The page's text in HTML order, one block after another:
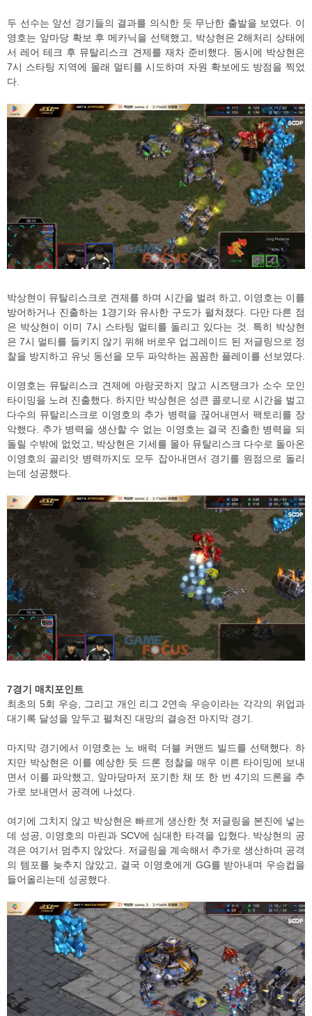
두 선수는 앞선 경기들의 결과를 의식한 듯 무난한 출발을 보였다. 이
영호는 앞마당 확보 후 메카닉을 선택했고, 박상현은 2해처리 상태에
서 레어 테크 후 뮤탈리스크 견제를 재차 준비했다. 동시에 박상현은
7시 스타팅 지역에 몰래 멀티를 시도하며 자원 확보에도 방점을 찍었
다.
박상현이 뮤탈리스크로 견제를 하며 시간을 벌려 하고, 이영호는 이를
방어하거나 진출하는 1경기와 유사한 구도가 펼쳐졌다. 다만 다른 점
은 박상현이 이미 7시 스타팅 멀티를 돌리고 있다는 것. 특히 박상현
은 7시 멀티를 들키지 않기 위해 버로우 업그레이드 된 저글링으로 정
찰을 방지하고 유닛 동선을 모두 파악하는 꼼꼼한 플레이를 선보였다.
이영호는 뮤탈리스크 견제에 아랑곳하지 않고 시즈탱크가 소수 모인
타이밍을 노려 진출했다. 하지만 박상현은 성큰 콜로니로 시간을 벌고
다수의 뮤탈리스크로 이영호의 추가 병력을 끊어내면서 팩토리를 장
악했다. 추가 병력을 생산할 수 없는 이영호는 결국 진출한 병력을 되
돌릴 수밖에 없었고, 박상현은 기세를 몰아 뮤탈리스크 다수로 돌아온
이영호의 골리앗 병력까지도 모두 잡아내면서 경기를 원점으로 돌리
는데 성공했다.
7경기 매치포인트
최초의 5회 우승, 그리고 개인 리그 2연속 우승이라는 각각의 위업과
대기록 달성을 앞두고 펼쳐진 대망의 결승전 마지막 경기.
마지막 경기에서 이영호는 노 배럭 더블 커맨드 빌드를 선택했다. 하
지만 박상현은 이를 예상한 듯 드론 정찰을 매우 이른 타이밍에 보내
면서 이를 파악했고, 앞마당마저 포기한 채 또 한 번 4기의 드론을 추
가로 보내면서 공격에 나섰다.
여기에 그치지 않고 박상현은 빠르게 생산한 첫 저글링을 본진에 넣는
데 성공, 이영호의 마린과 SCV에 심대한 타격을 입혔다. 박상현의 공
격은 여기서 멈추지 않았다. 저글링을 계속해서 추가로 생산하며 공격
의 템포를 늦추지 않았고, 결국 이영호에게 GG를 받아내며 우승컵을
들어올리는데 성공했다.